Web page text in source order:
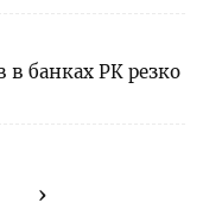
в банках РК резко
›